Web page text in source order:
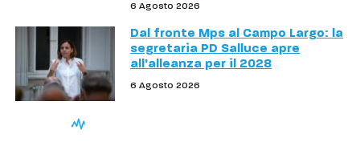
6 Agosto 2026
Dal fronte Mps al Campo Largo: la
segretaria PD Salluce apre
all'alleanza per il 2028
6 Agosto 2026